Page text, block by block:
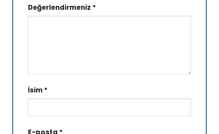
Değerlendirmeniz *
İsim *